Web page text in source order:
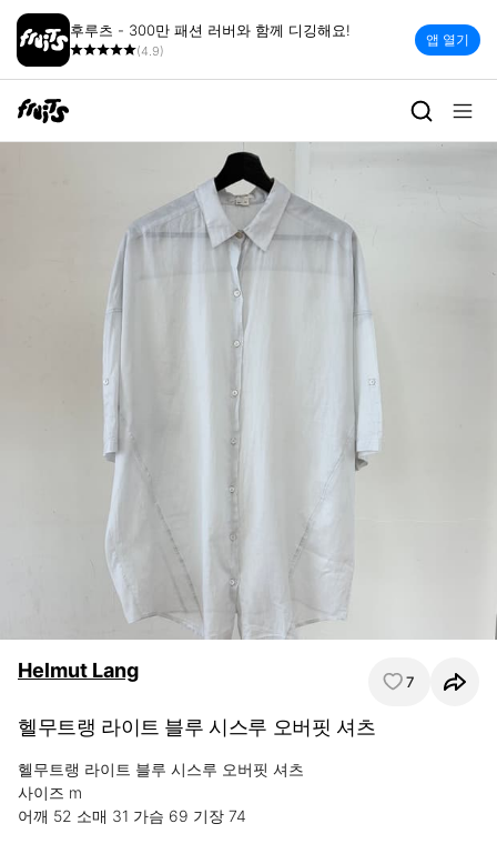
후루츠 - 300만 패션 러버와 함께 디깅해요!
(4.9)
앱 열기
Helmut Lang 7
헬무트랭 라이트 블루 시스루 오버핏 셔츠
헬무트랭 라이트 블루 시스루 오버핏 셔츠
사이즈 m
어깨 52 소매 31 가슴 69 기장 74